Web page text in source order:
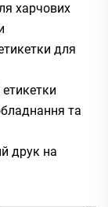
харчових
для
та
друк на